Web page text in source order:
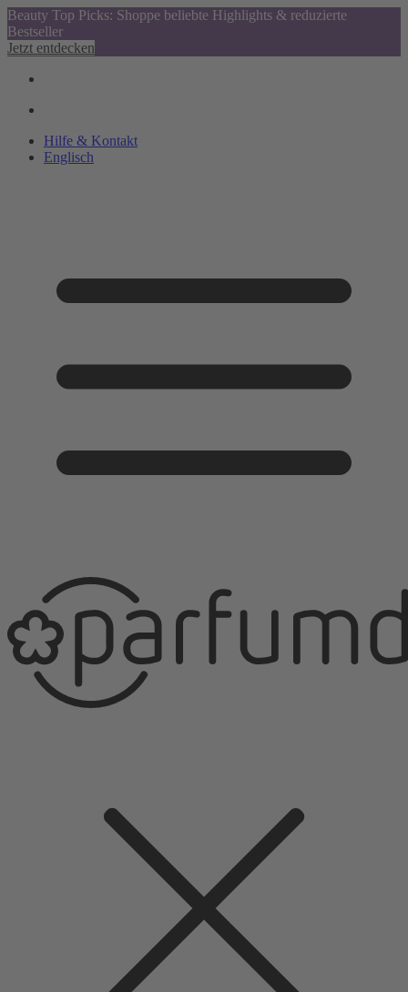
Beauty Top Picks: Shoppe beliebte Highlights & reduzierte
Bestseller
Jetzt entdecken
Hilfe & Kontakt
Englisch